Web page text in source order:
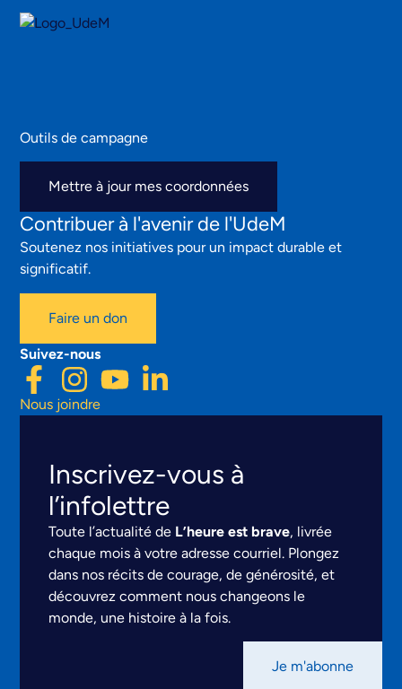
Outils de campagne
Mettre à jour mes coordonnées
Contribuer à l'avenir de l'UdeM
Soutenez nos initiatives pour un impact durable et
significatif.
Faire un don
Suivez-nous
Nous joindre
Inscrivez-vous à
l’infolettre
Toute l’actualité de L’heure est brave, livrée
chaque mois à votre adresse courriel. Plongez
dans nos récits de courage, de générosité, et
découvrez comment nous changeons le
monde, une histoire à la fois.
Je m'abonne